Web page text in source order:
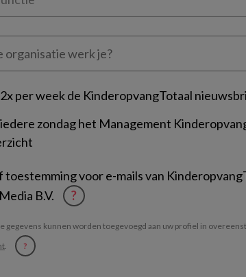
per week de KinderopvangTotaal
zondag het Management
toestemming voor e-mails van
B.V.
?
gegevens kunnen worden toegevoegd aan uw profiel in
. ?